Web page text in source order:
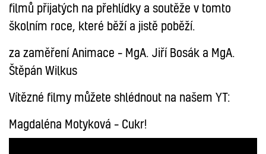
filmů přijatých na přehlídky a soutěže v tomto
školním roce, které běží a jistě poběží.
za zaměření Animace – MgA. Jiří Bosák a MgA.
Štěpán Wilkus
Vítězné filmy můžete shlédnout na našem YT:
Magdaléna Motyková – Cukr!